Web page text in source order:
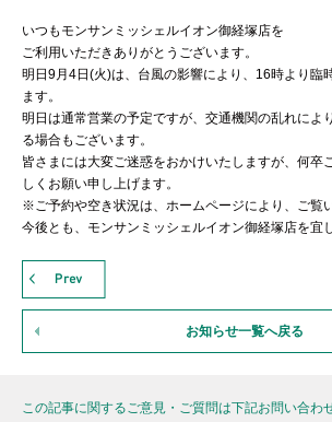
いつもモンサンミッシェルイオン御経塚店を
ご利用いただきありがとうございます。
明日9月4日(火)は、台風の影響により、16時より臨
ます。
明日は通常営業の予定ですが、交通機関の乱れによ
る場合もございます。
皆さまには大変ご迷惑をおかけいたしますが、何卒
しくお願い申し上げます。
※ご予約や空き状況は、ホームページにより、ご覧
今後とも、モンサンミッシェルイオン御経塚店を宜
お知らせ一覧へ戻る
この記事に関するご意見・ご質問は下記お問い合わ